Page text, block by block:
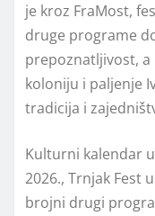
je kroz FraMost,
druge programe
prepoznatljivost, a
koloniju i paljenje
tradicija i
Kulturni kalendar
2026., Trnjak Fest
brojni drugi